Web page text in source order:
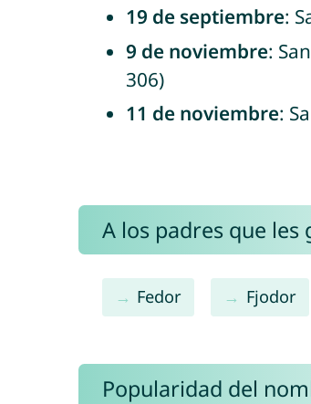
19 de septiembre:
9 de noviembre:
306)
11 de noviembre:
A los padres que les
Fedor Fjodor
Popularidad del